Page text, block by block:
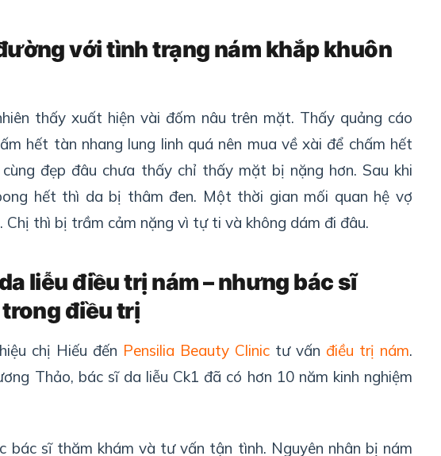
với tình trạng nám khắp khuôn
thấy xuất hiện vài đốm nâu trên mặt. Thấy quảng cáo
hết tàn nhang lung linh quá nên mua về xài để chấm hết
đẹp đâu chưa thấy chỉ thấy mặt bị nặng hơn. Sau khi
hết thì da bị thâm đen. Một thời gian mối quan hệ vợ
Chị thì bị trầm cảm nặng vì tự ti và không dám đi đâu.
liễu điều trị nám – nhưng bác sĩ
điều trị
chị Hiếu đến Pensilia Beauty Clinic tư vấn điều trị nám.
Thảo, bác sĩ da liễu Ck1 đã có hơn 10 năm kinh nghiệm
bác sĩ thăm khám và tư vấn tận tình. Nguyên nhân bị nám